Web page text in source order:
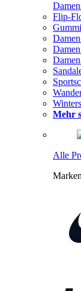
Flip-
Mehr
Alle
Marken